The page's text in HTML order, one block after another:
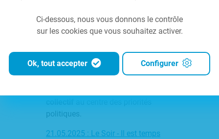
Ci-dessous, nous vous donnons le contrôle
sur les cookies que vous souhaitez activer.
Configurer
Ok, tout accepter
solidaire.
, pour sortir les
politiques de santé, d’éducation et de
politiques.
21.05.2025 : Le Soir - Il est temps